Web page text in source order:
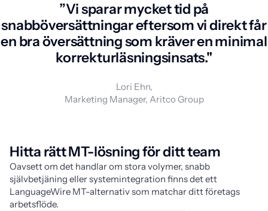
”Vi sparar mycket tid på
snabböversättningar eftersom vi direkt får
en bra översättning som kräver en minimal
korrekturläsningsinsats."
Lori Ehn,
Marketing Manager, Aritco Group
Hitta rätt MT-lösning för ditt team
Oavsett om det handlar om stora volymer, snabb
självbetjäning eller systemintegration finns det ett
LanguageWire MT-alternativ som matchar ditt företags
arbetsflöde.